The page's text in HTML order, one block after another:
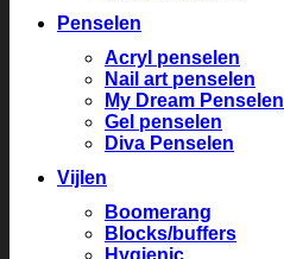
Penselen
Acryl penselen
Nail art penselen
My Dream Penselen
Gel penselen
Diva Penselen
Vijlen
Boomerang
Blocks/buffers
Hygienic